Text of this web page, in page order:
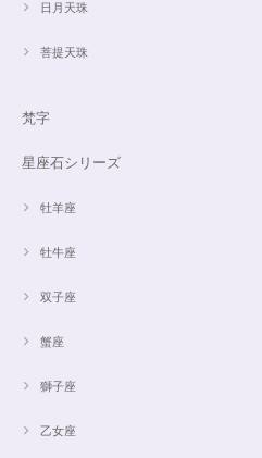
日月天珠
菩提天珠
梵字
星座石シリーズ
牡羊座
牡牛座
双子座
蟹座
獅子座
乙女座